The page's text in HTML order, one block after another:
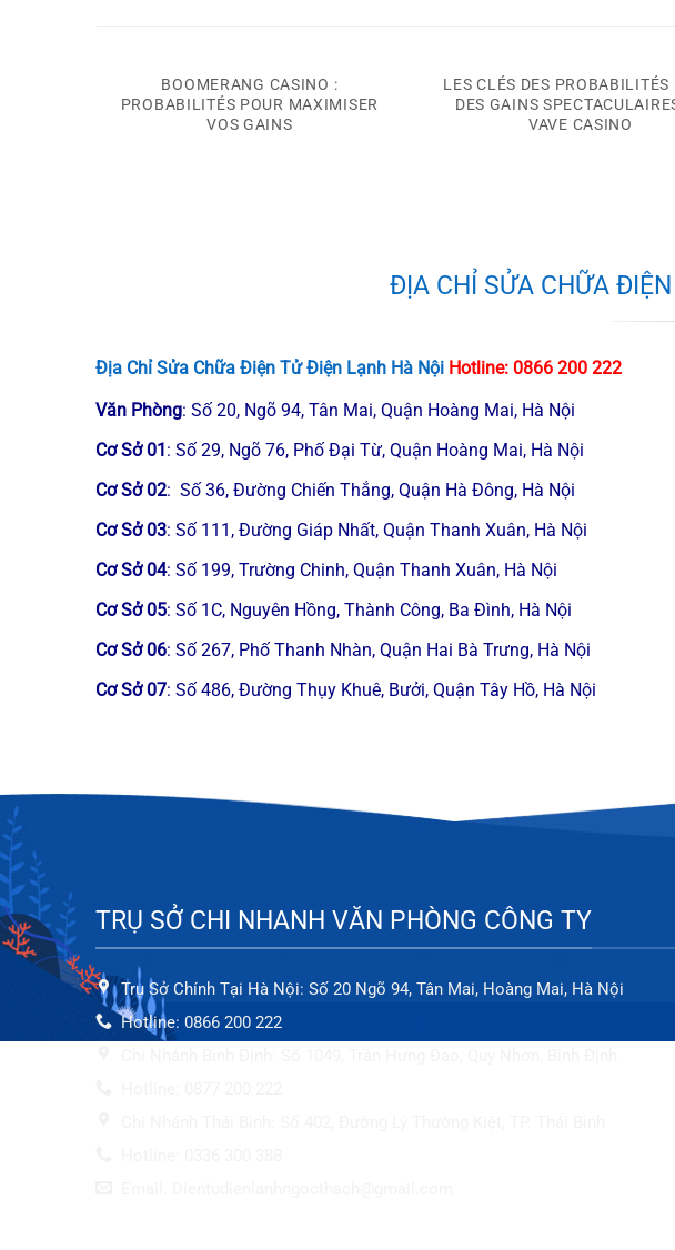
BOOMERANG CASINO :
PROBABILITÉS POUR MAXIMISER
VOS GAINS
LES CLÉS DES PROBABILITÉS
DES GAINS
VAVE CASINO
ĐỊA CHỈ SỬA CHỮA
Địa Chỉ Sửa Chữa Điện Tử Điện Lạnh Hà Nội Hotline: 0866 200 222
Văn Phòng: Số 20, Ngõ 94, Tân Mai, Quận Hoàng Mai, Hà Nội
Cơ Sở 01: Số 29, Ngõ 76, Phố Đại Từ, Quận Hoàng Mai, Hà Nội
Cơ Sở 02: Số 36, Đường Chiến Thắng, Quận Hà Đông, Hà Nội
Cơ Sở 03: Số 111, Đường Giáp Nhất, Quận Thanh Xuân, Hà Nội
Cơ Sở 04: Số 199, Trường Chinh, Quận Thanh Xuân, Hà Nội
Cơ Sở 05: Số 1C, Nguyên Hồng, Thành Công, Ba Đình, Hà Nội
Cơ Sở 06: Số 267, Phố Thanh Nhàn, Quận Hai Bà Trưng, Hà Nội
Cơ Sở 07: Số 486, Đường Thụy Khuê, Bưởi, Quận Tây Hồ, Hà Nội
TRỤ SỞ CHI NHANH VĂN PHÒNG CÔNG TY
Trụ Sở Chính Tại Hà Nội: Số 20 Ngõ 94, Tân Mai, Hoàng Mai, Hà Nội
Hotline: 0866 200 222